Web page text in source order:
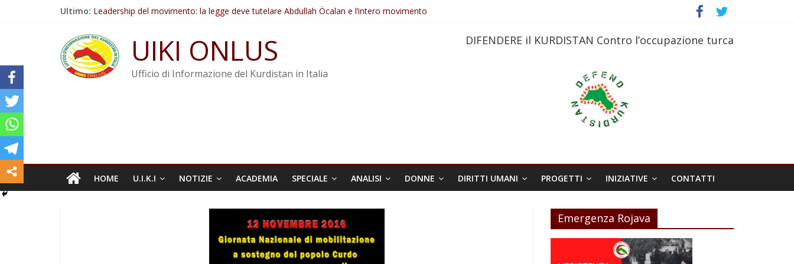
Ultimo: Leadership del movimento: la legge deve tutelare Abdullah Öcalan e l’intero movimento
Non tenere conto della situazione di Rêber Apo ostacolerebbe l’attuazione della legge
Il KNK chiede un’azione internazionale contro i crimini di guerra dell’Iran
Abdullah Öcalan: Le legge negativa deve essere trasformata in legge positiva
UIKI ONLUS
Ufficio di Informazione del Kurdistan in Italia
DIFENDERE il KURDISTAN Contro l’occupazione turca
HOME U.I.K.I NOTIZIE ACADEMIA SPECIALE ANALISI DONNE DIRITTI UMANI PROGETTI INIZIATIVE CONTATTI
Emergenza Rojava